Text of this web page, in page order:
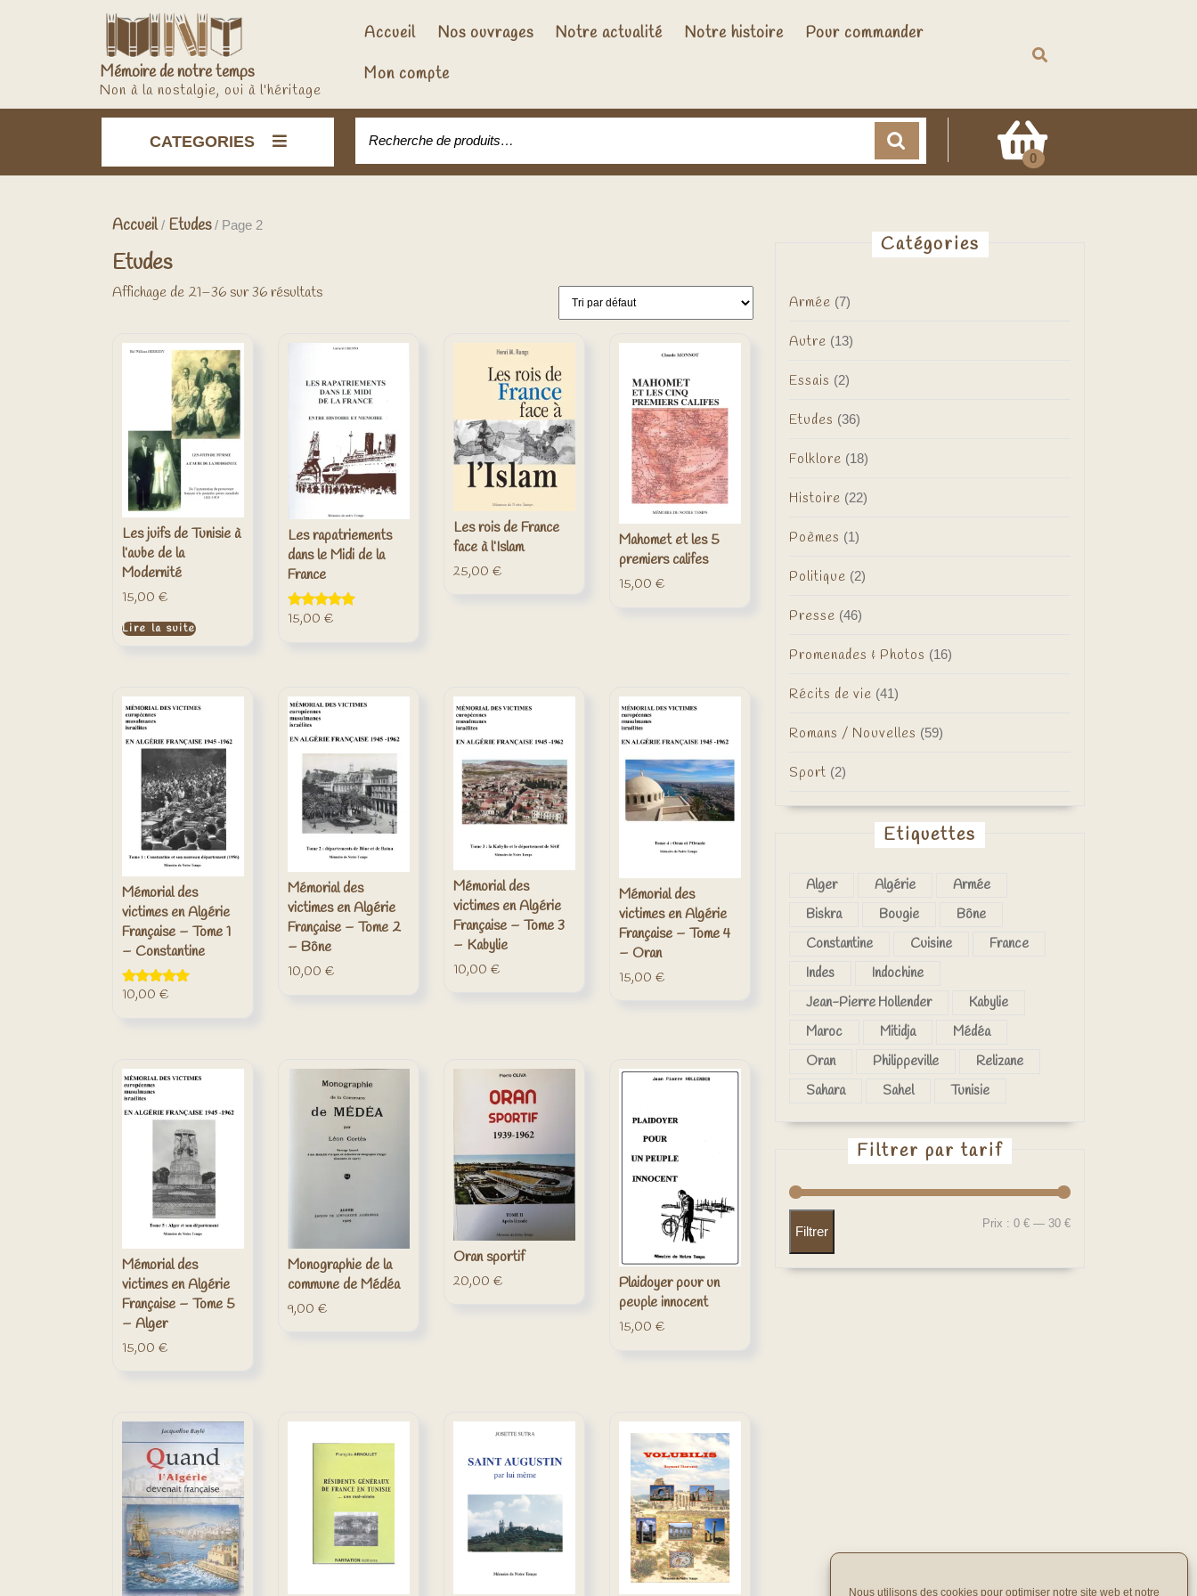
Nous utilisons des cookies pour optimiser notre site web et notre
Mémoire de notre temps
Non à la nostalgie, oui à l'héritage
Accueil Nos ouvrages Notre actualité Notre histoire
Pour commander
Mon compte
CATEGORIES
0
Accueil/ Etudes/ Page 2
Etudes
Affichage de 21–36 sur 36 résultats
Les juifs de Tunisie à
l’aube de la
Modernité
15,00 €
Lire la suite
Les rapatriements
dans le Midi de la
France
Note
15,00 €
Les rois de France
face à l’Islam
25,00 €
Mahomet et les 5
premiers califes
15,00 €
Mémorial des
victimes en Algérie
Française – Tome 1
– Constantine
Note
10,00 €
Mémorial des
victimes en Algérie
Française – Tome 2
– Bône
10,00 €
Mémorial des
victimes en Algérie
Française – Tome 3
– Kabylie
10,00 €
Mémorial des
victimes en Algérie
Française – Tome 4
– Oran
15,00 €
Mémorial des
victimes en Algérie
Française – Tome 5
– Alger
15,00 €
Monographie de la
commune de Médéa
9,00 €
Oran sportif
20,00 €
Plaidoyer pour un
peuple innocent
15,00 €
Catégories
Armée (7)
Autre (13)
Essais (2)
Etudes (36)
Folklore (18)
Histoire (22)
Poèmes (1)
Politique (2)
Presse (46)
Promenades & Photos (16)
Récits de vie (41)
Romans / Nouvelles (59)
Sport (2)
Etiquettes
Alger Algérie
Armée
Biskra
Bougie
Bône
Constantine
Cuisine
France
Indes
Indochine
Jean-Pierre Hollender
Kabylie
Maroc
Mitidja
Médéa
Oran
Philippeville
Relizane
Sahara
Sahel Tunisie
Filtrer par tarif
Filtrer
Prix : 0 € — 30 €